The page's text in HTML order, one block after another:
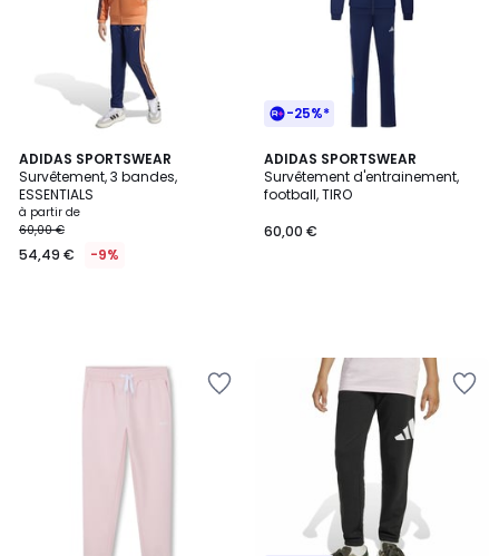
ADIDAS SPORTSWEAR
Survêtement, 3 bandes,
ESSENTIALS
à partir de
60,00 €
54,49 € -9%
-25%*
ADIDAS SPORTSWEAR
Survêtement d'entrainement,
football, TIRO
60,00 €